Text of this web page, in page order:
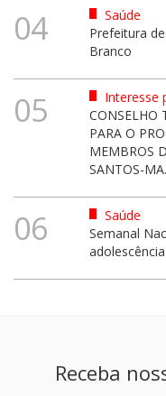
04
Saúde
Prefeitura
Branco
05
Interesse
CONSELHO
PARA O
MEMBROS
SANTOS-MA.
06
Saúde
Semanal
adolescência
Receba